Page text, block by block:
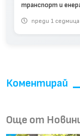
транспорт и
преди 1 седмица
Коментирай
Още от